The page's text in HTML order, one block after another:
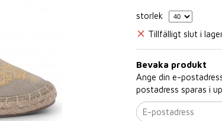
storlek
Tillfälligt slut i
Bevaka produkt
Ange din e-
postadress sparas i